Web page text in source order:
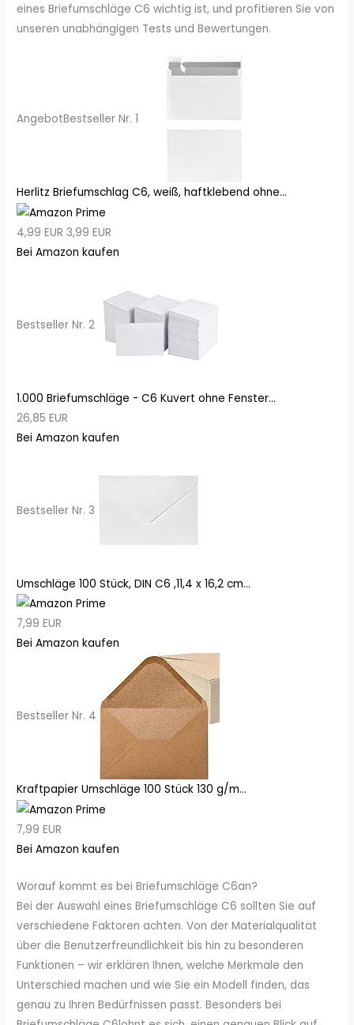
eines Briefumschläge C6 wichtig ist, und profitieren Sie von
unseren unabhängigen Tests und Bewertungen.
AngebotBestseller Nr. 1
Herlitz Briefumschlag C6, weiß, haftklebend ohne...
4,99 EUR 3,99 EUR
Bei Amazon kaufen
Bestseller Nr. 2
1.000 Briefumschläge - C6 Kuvert ohne Fenster...
26,85 EUR
Bei Amazon kaufen
Bestseller Nr. 3
Umschläge 100 Stück, DIN C6 ,11,4 x 16,2 cm...
7,99 EUR
Bei Amazon kaufen
Bestseller Nr. 4
Kraftpapier Umschläge 100 Stück 130 g/m...
7,99 EUR
Bei Amazon kaufen
Worauf kommt es bei Briefumschläge C6an?
Bei der Auswahl eines Briefumschläge C6 sollten Sie auf
verschiedene Faktoren achten. Von der Materialqualität
über die Benutzerfreundlichkeit bis hin zu besonderen
Funktionen – wir erklären Ihnen, welche Merkmale den
Unterschied machen und wie Sie ein Modell finden, das
genau zu Ihren Bedürfnissen passt. Besonders bei